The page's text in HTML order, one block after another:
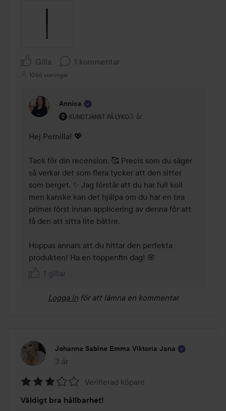
Gilla 1 kommentar
1066 visningar
Annica
KUNDTJÄNST PÅ LYKO
Användarens roll: Kundtjänst på Lyko.
3 år
Kommentaren lades 3 år
Hej Pernilla! 💖
Tack för din recension. 🥰 Precis som du säger
så verkar det som flera tycker att den sitter
som berget. ✨ Jag förstår att du har full koll
men kanske kan det hjälpa om du har en bra
primer först innan applicering av denna för att
få den att sitta lite bättre.
Hoppas annars att du hittar den perfekta
produkten! Ha en toppenfin dag! 🌸
1 gillar
Logga in för att lämna en kommentar
Johanna Sabine Emma Viktoria Jana
3 år
Inlägget skapades 3 år
3
Verifierad köpare
Väldigt bra hållbarhet!